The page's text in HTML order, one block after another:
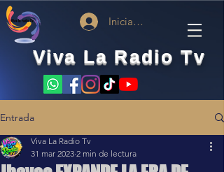
Viva La Radio Tv
Iniciar sesión
Entrada
Viva La Radio Tv
31 mar 2023 2 min de lectura